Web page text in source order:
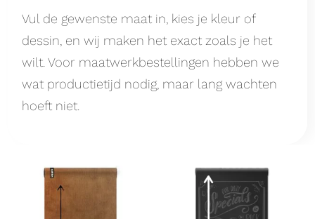
Vul de gewenste maat in, kies je kleur of
dessin, en wij maken het exact zoals je het
wilt. Voor maatwerkbestellingen hebben we
wat productietijd nodig, maar lang wachten
hoeft niet.